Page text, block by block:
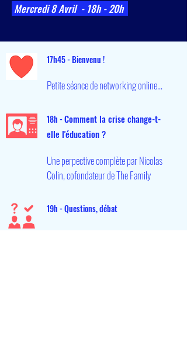
Mercredi 8 Avril - 18h - 20h
17h45 - Bienvenu !
Petite séance de networking online...
18h -Comment la crise change-t-
elle l'éducation ?
Une perpective complète par Nicolas
Colin, cofondateur de The Family
19h - Questions, débat